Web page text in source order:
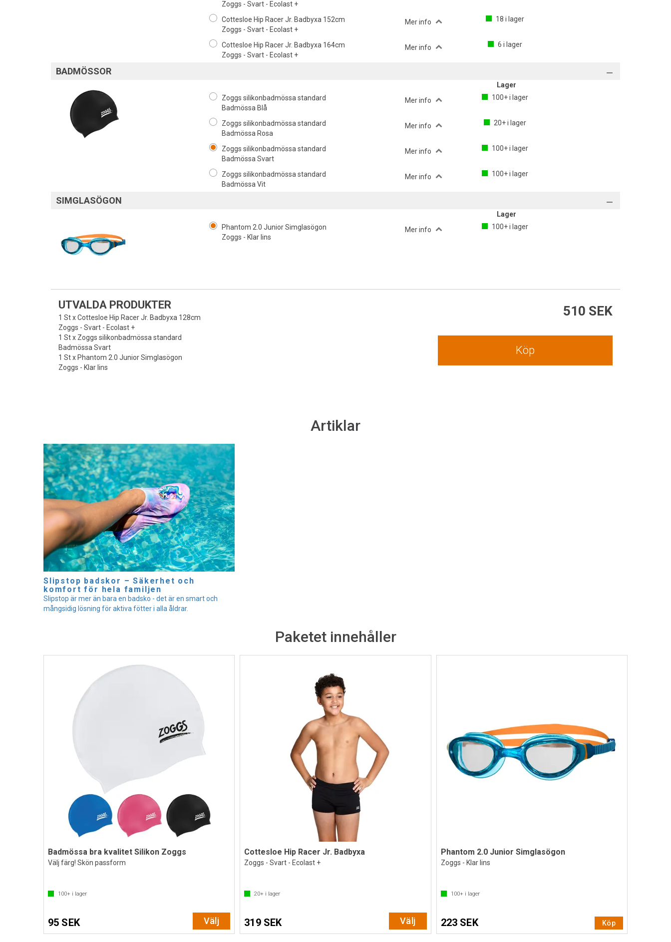
Zoggs - Svart - Ecolast +
Cottesloe Hip Racer Jr. Badbyxa 152cm
Zoggs - Svart - Ecolast +
Mer info 18 i lager
Cottesloe Hip Racer Jr. Badbyxa 164cm
Zoggs - Svart - Ecolast +
Mer info 6 i lager
BADMÖSSOR
Lager
Zoggs silikonbadmössa standard
Badmössa Blå
Mer info 100+i lager
Zoggs silikonbadmössa standard
Badmössa Rosa
Mer info 20+i lager
Zoggs silikonbadmössa standard
Badmössa Svart
Mer info 100+i lager
Zoggs silikonbadmössa standard
Badmössa Vit
Mer info 100+i lager
SIMGLASÖGON
Lager
Phantom 2.0 Junior Simglasögon
Zoggs - Klar lins
Mer info 100+i lager
UTVALDA PRODUKTER
1 St x Cottesloe Hip Racer Jr. Badbyxa 128cm
Zoggs - Svart - Ecolast +
1 St x Zoggs silikonbadmössa standard
Badmössa Svart
1 St x Phantom 2.0 Junior Simglasögon
Zoggs - Klar lins
510 SEK
Köp
Artiklar
Slipstop badskor – Säkerhet och
komfort för hela familjen
Slipstop är mer än bara en badsko - det är en smart och
mångsidig lösning för aktiva fötter i alla åldrar.
Paketet innehåller
Badmössa bra kvalitet Silikon Zoggs
Välj färg! Skön passform
100+ i lager
95 SEK Välj
Cottesloe Hip Racer Jr. Badbyxa
Zoggs - Svart - Ecolast +
20+ i lager
319 SEK Välj
Phantom 2.0 Junior Simglasögon
Zoggs - Klar lins
100+i lager
223 SEK Köp